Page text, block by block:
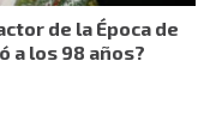
de la Época de
a los 98 años?